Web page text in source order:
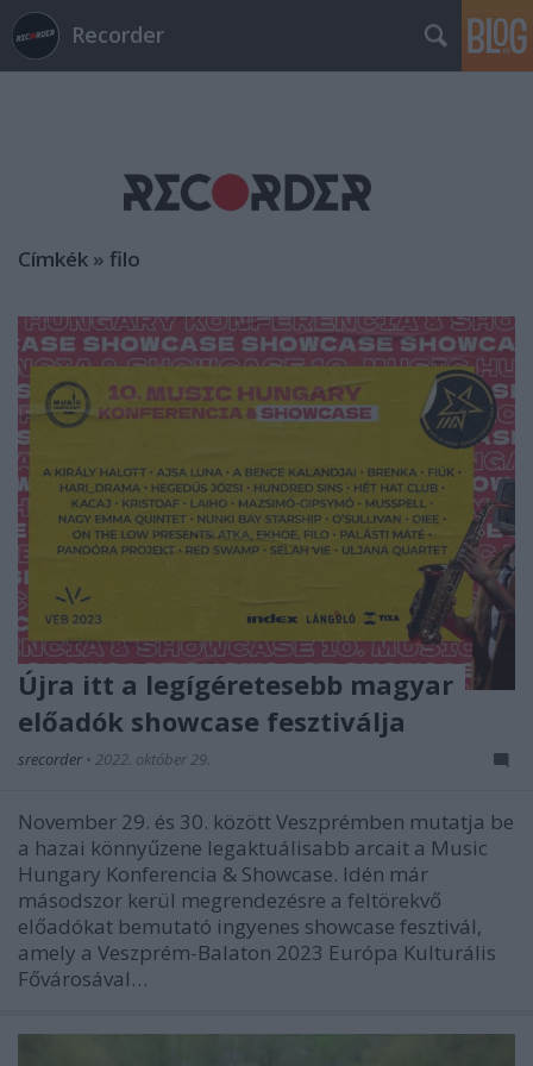
Recorder
Címkék » filo
Újra itt a legígéretesebb magyar
előadók showcase fesztiválja
srecorder • 2022. október 29.
November 29. és 30. között Veszprémben mutatja be
a hazai könnyűzene legaktuálisabb arcait a Music
Hungary Konferencia & Showcase. Idén már
másodszor kerül megrendezésre a feltörekvő
előadókat bemutató ingyenes showcase fesztivál,
amely a Veszprém-Balaton 2023 Európa Kulturális
Fővárosával…